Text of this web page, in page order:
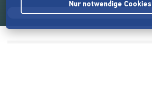
Nur notwendige Cookies